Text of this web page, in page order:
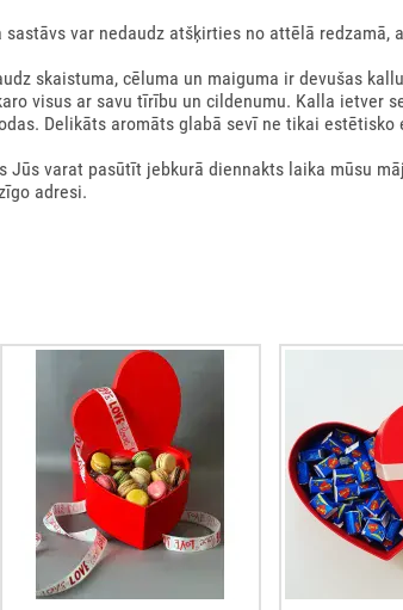
sastāvs var nedaudz atšķirties no attēlā redzamā,
skaistuma, cēluma un maiguma ir devušas
visus ar savu tīrību un cildenumu. Kalla ietver
Delikāts aromāts glabā sevī ne tikai
Jūs varat pasūtīt jebkurā diennakts laika mūsu
adresi.